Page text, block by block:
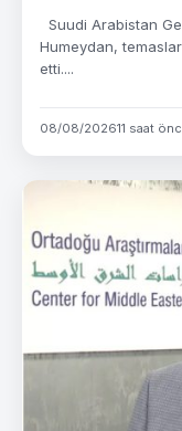
Suudi Arabistan
Humeydan,
etti....
08/08/202611 saat